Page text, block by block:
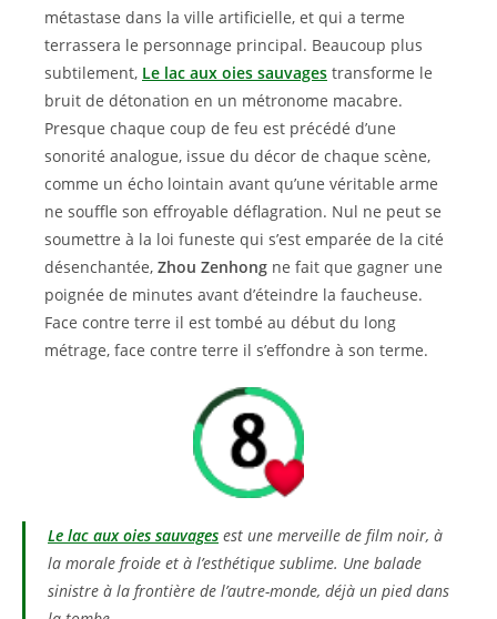
métastase dans la ville artificielle, et qui a terme
terrassera le personnage principal. Beaucoup plus
subtilement, Le lac aux oies sauvages transforme le
bruit de détonation en un métronome macabre.
Presque chaque coup de feu est précédé d’une
sonorité analogue, issue du décor de chaque scène,
comme un écho lointain avant qu’une véritable arme
ne souffle son effroyable déflagration. Nul ne peut se
soumettre à la loi funeste qui s’est emparée de la cité
désenchantée, Zhou Zenhong ne fait que gagner une
poignée de minutes avant d’éteindre la faucheuse.
Face contre terre il est tombé au début du long
métrage, face contre terre il s’effondre à son terme.
Le lac aux oies sauvages est une merveille de film noir, à
la morale froide et à l’esthétique sublime. Une balade
sinistre à la frontière de l’autre-monde, déjà un pied dans